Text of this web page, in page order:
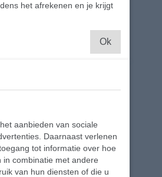
het afrekenen en je krijgt
Ok
aanbieden van sociale
Daarnaast verlenen
tot informatie over hoe
combinatie met andere
van hun diensten of die u